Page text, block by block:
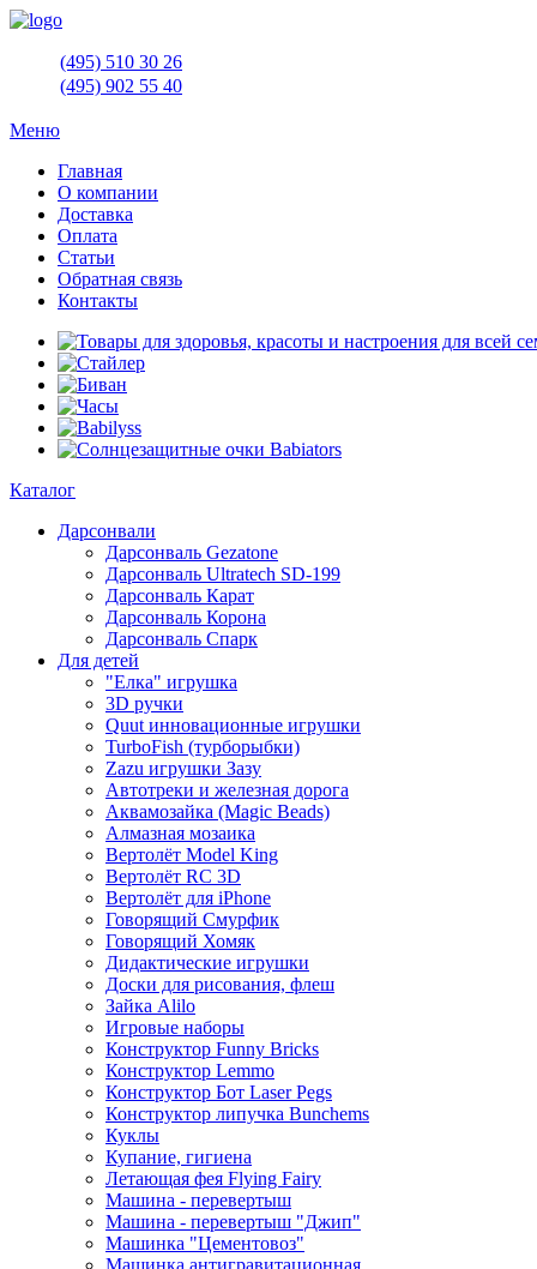
(495) 510 30 26
(495) 902 55 40
Меню
Главная
О компании
Доставка
Оплата
Статьи
Обратная связь
Контакты
Каталог
Дарсонвали
Дарсонваль Gezatone
Дарсонваль Ultratech SD-199
Дарсонваль Карат
Дарсонваль Корона
Дарсонваль Спарк
Для детей
"Елка" игрушка
3D ручки
Quut инновационные игрушки
TurboFish (турборыбки)
Zazu игрушки Зазу
Автотреки и железная дорога
Аквамозайка (Magic Beads)
Алмазная мозаика
Вертолёт Model King
Вертолёт RC 3D
Вертолёт для iPhone
Говорящий Смурфик
Говорящий Хомяк
Дидактические игрушки
Доски для рисования, флеш
Зайка Alilo
Игровые наборы
Конструктор Funny Bricks
Конструктор Lemmo
Конструктор Бот Laser Pegs
Конструктор липучка Bunchems
Куклы
Купание, гигиена
Летающая фея Flying Fairy
Машина - перевертыш
Машина - перевертыш "Джип"
Машинка "Цементовоз"
Машинка антигравитационная